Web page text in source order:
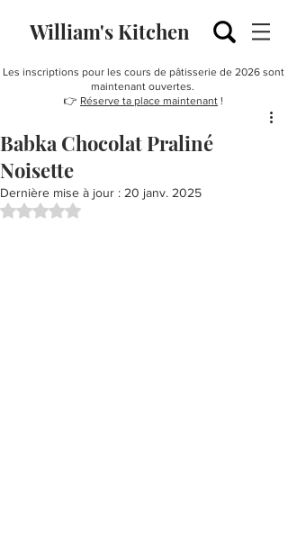
William's Kitchen
Les inscriptions pour les cours de pâtisserie de 2026 sont
maintenant ouvertes.
👉 Réserve ta place maintenant !
Babka Chocolat Praliné
Noisette
Dernière mise à jour : 20 janv. 2025
Noté NaN étoiles sur 5.